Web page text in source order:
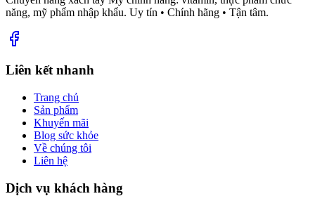
năng, mỹ phẩm nhập khẩu. Uy tín • Chính hãng • Tận tâm.
Liên kết nhanh
Trang chủ
Sản phẩm
Khuyến mãi
Blog sức khỏe
Về chúng tôi
Liên hệ
Dịch vụ khách hàng